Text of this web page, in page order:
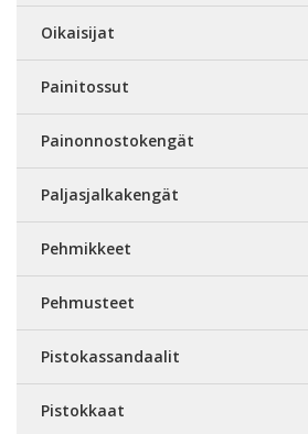
Oikaisijat
Painitossut
Painonnostokengät
Paljasjalkakengät
Pehmikkeet
Pehmusteet
Pistokassandaalit
Pistokkaat